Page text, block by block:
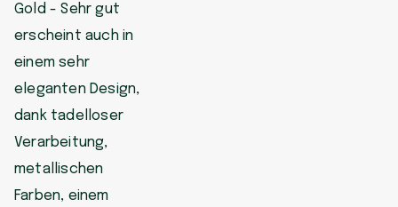
Gold - Sehr gut
erscheint auch in
einem sehr
eleganten Design,
dank tadelloser
Verarbeitung,
metallischen
Farben, einem